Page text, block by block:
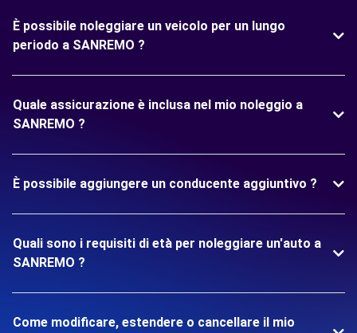
È possibile noleggiare un veicolo per un lungo
periodo a SANREMO ?
Quale assicurazione è inclusa nel mio noleggio a
SANREMO ?
È possibile aggiungere un conducente aggiuntivo ?
Quali sono i requisiti di età per noleggiare un'auto a
SANREMO ?
Come modificare, estendere o cancellare il mio